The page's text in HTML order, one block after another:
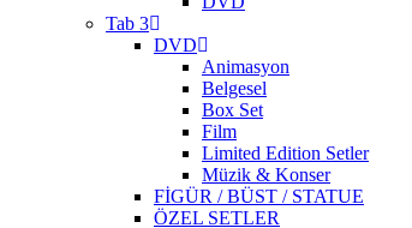
Tab 3
DVD
Animasyon
Belgesel
Box Set
Film
Limited Edition Setler
Müzik & Konser
FİGÜR / BÜST / STATUE
ÖZEL SETLER